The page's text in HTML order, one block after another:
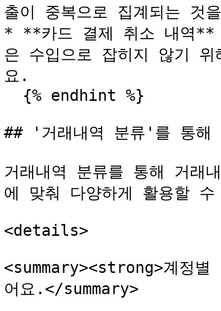
출이 중복으로 집계되는 것
* **카드 결제 취소 내역**
은 수입으로 잡히지 않기
요.
## '거래내역 분류'를 통해
거래내역 분류를 통해 거래
에 맞춰 다양하게 활용할
<details>
<summary><strong>계정
어요.</summary>